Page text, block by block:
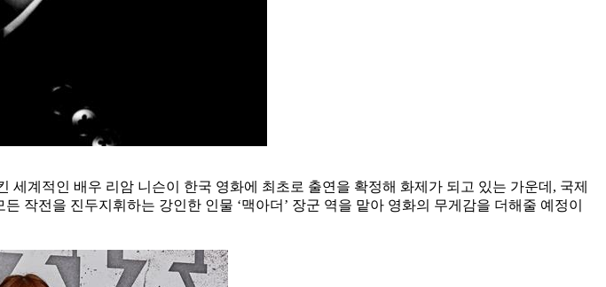
계적인 배우 리암 니슨이 한국 영화에 최초로 출연을 확정해 화제가 되고 있는 가운데, 국제
작전을 진두지휘하는 강인한 인물 ‘맥아더’ 장군 역을 맡아 영화의 무게감을 더해줄 예정이